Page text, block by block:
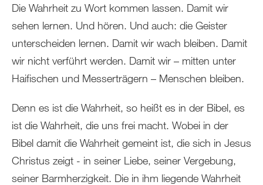
Die Wahrheit zu Wort kommen lassen. Damit wir
sehen lernen. Und hören. Und auch: die Geister
unterscheiden lernen. Damit wir wach bleiben. Damit
wir nicht verführt werden. Damit wir – mitten unter
Haifischen und Messerträgern – Menschen bleiben.
Denn es ist die Wahrheit, so heißt es in der Bibel, es
ist die Wahrheit, die uns frei macht. Wobei in der
Bibel damit die Wahrheit gemeint ist, die sich in Jesus
Christus zeigt - in seiner Liebe, seiner Vergebung,
seiner Barmherzigkeit. Die in ihm liegende Wahrheit